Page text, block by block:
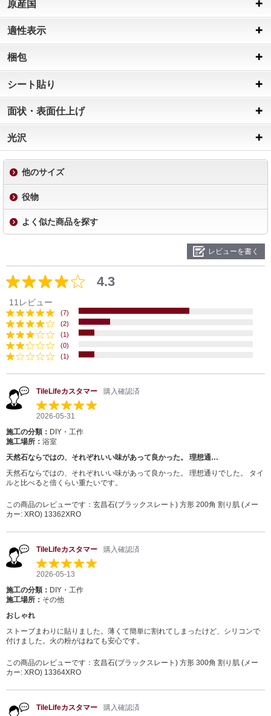
原産国
適性表示
梱包
シート貼り
面状・表面仕上げ
光沢
他のサイズ
役物
よく似た商品を探す
レビューを書く
4.3
11レビュー
(7)
(2)
(1)
(0)
(1)
TileLifeカスタマー 購入確認済
2026-05-31
施工の分類： DIY・工作
施工場所： 浴室
天然石ならではの、それぞれいい味があって良かった。 理想通…
天然石ならではの、それぞれいい味があって良かった。 理想通りでした。 タイ
ルと比べると倍くらい重たいです。
この商品のレビューです： 玄昌石(ブラックスレート) 方形 200角 割り肌 (メー
カー: XRO) 13362XRO
TileLifeカスタマー 購入確認済
2026-05-13
施工の分類： DIY・工作
施工場所： その他
おしゃれ
ストーブまわりに貼りました。薄くて簡単に割れてしまったけど、シリコンで
付けました。火の粉がはねても安心です。
この商品のレビューです： 玄昌石(ブラックスレート) 方形 300角 割り肌 (メー
カー: XRO) 13364XRO
TileLifeカスタマー 購入確認済